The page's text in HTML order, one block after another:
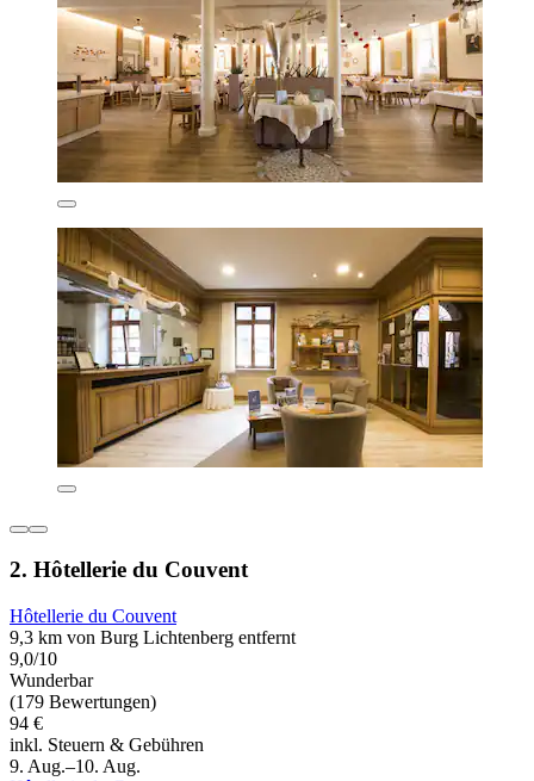
2. Hôtellerie du Couvent
Hôtellerie du Couvent
9,3 km von Burg Lichtenberg entfernt
9,0/10
Wunderbar
(179 Bewertungen)
94 €
inkl. Steuern & Gebühren
9. Aug.–10. Aug.